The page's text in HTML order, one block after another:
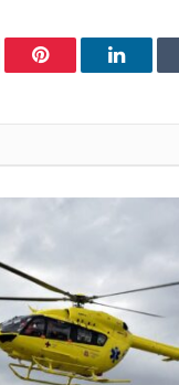
Pinterest